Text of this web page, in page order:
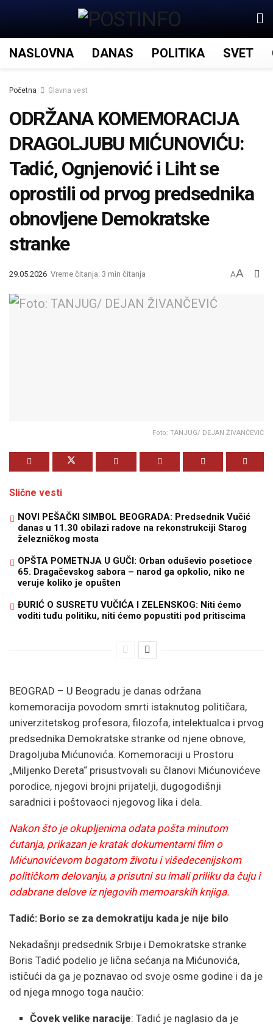
NASLOVNA DANAS POLITIKA SVET
Početna Glavna vest
ODRŽANA KOMEMORACIJA
DRAGOLJUBU MIĆUNOVIĆU:
Tadić, Ognjenović i Liht se
oprostili od prvog predsednika
obnovljene Demokratske
stranke
29.05.2026 Vreme čitanja: 3 min čitanja AA
Foto: TANJUG/ DEJAN ŽIVANČEVIĆ
Slične vesti
NOVI PEŠAČKI SIMBOL BEOGRADA: Predsednik Vučić
danas u 11.30 obilazi radove na rekonstrukciji Starog
železničkog mosta
OPŠTA POMETNJA U GUČI: Orban oduševio posetioce
65. Dragačevskog sabora – narod ga opkolio, niko ne
veruje koliko je opušten
ĐURIĆ O SUSRETU VUČIĆA I ZELENSKOG: Niti ćemo
voditi tuđu politiku, niti ćemo popustiti pod pritiscima
BEOGRAD – U Beogradu je danas održana
komemoracija povodom smrti istaknutog političara,
univerzitetskog profesora, filozofa, intelektualca i prvog
predsednika Demokratske stranke od njene obnove,
Dragoljuba Mićunovića. Komemoraciji u Prostoru
„Miljenko Dereta“ prisustvovali su članovi Mićunovićeve
porodice, njegovi brojni prijatelji, dugogodišnji
saradnici i poštovaoci njegovog lika i dela.
Nakon što je okupljenima odata pošta minutom
ćutanja, prikazan je kratak dokumentarni film o
Mićunovićevom bogatom životu i višedecenijskom
političkom delovanju, a prisutni su imali priliku da čuju i
odabrane delove iz njegovih memoarskih knjiga.
Tadić: Borio se za demokratiju kada je nije bilo
Nekadašnji predsednik Srbije i Demokratske stranke
Boris Tadić podelio je lična sećanja na Mićunovića,
ističući da ga je poznavao od svoje osme godine i da je
od njega mnogo toga naučio:
Čovek velike naracije: Tadić je naglasio da je